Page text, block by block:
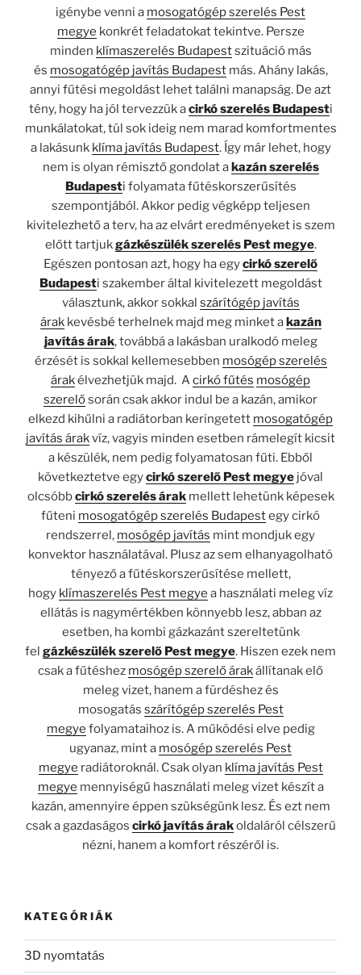
igénybe venni a mosogatógép szerelés Pest
megye konkrét feladatokat tekintve. Persze
minden klímaszerelés Budapestszituáció más
és mosogatógép javítás Budapestmás. Ahány lakás,
annyi fűtési megoldást lehet találni manapság. De azt
tény, hogy ha jól tervezzük acirkó szerelés Budapesti
munkálatokat, túl sok ideig nem marad komfortmentes
a lakásunk klíma javítás Budapest. Így már lehet, hogy
nem is olyan rémisztő gondolat akazán szerelés
Budapesti folyamata fűtéskorszerűsítés
szempontjából. Akkor pedig végképp teljesen
kivitelezhető a terv, ha az elvárt eredményeket is szem
előtt tartjukgázkészülék szerelés Pest megye.
Egészen pontosan azt, hogy ha egycirkó szerelő
Budapesti szakember által kivitelezett megoldást
választunk, akkor sokkal szárítógép javítás
árakkevésbé terhelnek majd meg minket akazán
javítás árak, továbbá a lakásban uralkodó meleg
érzését is sokkal kellemesebben mosógép szerelés
árakélvezhetjük majd. Acirkó fűtés mosógép
szerelősorán csak akkor indul be a kazán, amikor
elkezd kihűlni a radiátorban keringetett mosogatógép
javítás árakvíz, vagyis minden esetben rámelegít kicsit
a készülék, nem pedig folyamatosan fűti. Ebből
következtetve egycirkó szerelő Pest megye jóval
olcsóbbcirkó szerelés árakmellett lehetünk képesek
fűteni mosogatógép szerelés Budapestegy cirkó
rendszerrel, mosógép javítás mint mondjuk egy
konvektor használatával. Plusz az sem elhanyagolható
tényező a fűtéskorszerűsítése mellett,
hogy klímaszerelés Pest megye a használati meleg víz
ellátás is nagymértékben könnyebb lesz, abban az
esetben, ha kombi gázkazánt szereltetünk
fel gázkészülék szerelő Pest megye. Hiszen ezek nem
csak a fűtéshez mosógép szerelő árakállítanak elő
meleg vizet, hanem a fürdéshez és
mosogatás szárítógép szerelés Pest
megye folyamataihoz is. A működési elve pedig
ugyanaz, mint a mosógép szerelés Pest
megye radiátoroknál. Csak olyan klíma javítás Pest
megye mennyiségű használati meleg vizet készít a
kazán, amennyire éppen szükségünk lesz. És ezt nem
csak a gazdaságos cirkó javítás árakoldaláról célszerű
nézni, hanem a komfort részéről is.
KATEGÓRIÁK
3D nyomtatás